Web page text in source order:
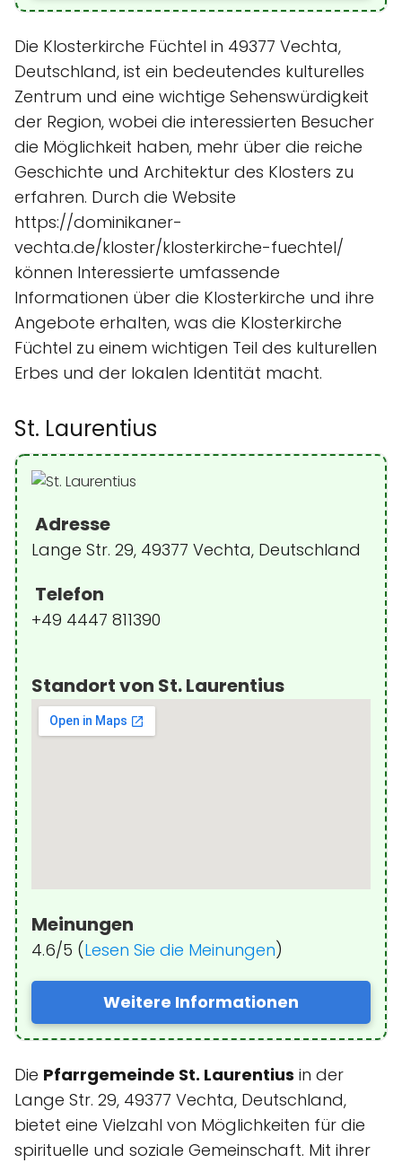
Die Klosterkirche Füchtel in 49377 Vechta,
Deutschland, ist ein bedeutendes kulturelles
Zentrum und eine wichtige Sehenswürdigkeit
der Region, wobei die interessierten Besucher
die Möglichkeit haben, mehr über die reiche
Geschichte und Architektur des Klosters zu
erfahren. Durch die Website
https://dominikaner-
vechta.de/kloster/klosterkirche-fuechtel/
können Interessierte umfassende
Informationen über die Klosterkirche und ihre
Angebote erhalten, was die Klosterkirche
Füchtel zu einem wichtigen Teil des kulturellen
Erbes und der lokalen Identität macht.
St. Laurentius
Adresse
Lange Str. 29, 49377 Vechta, Deutschland
Telefon
+49 4447 811390
Standort von St. Laurentius
Meinungen
4.6/5 (Lesen Sie die Meinungen)
Weitere Informationen
Die Pfarrgemeinde St. Laurentius in der
Lange Str. 29, 49377 Vechta, Deutschland,
bietet eine Vielzahl von Möglichkeiten für die
spirituelle und soziale Gemeinschaft. Mit ihrer